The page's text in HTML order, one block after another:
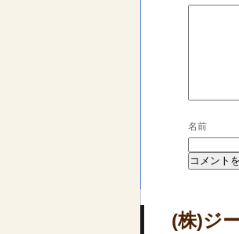
名前
(株)ジ